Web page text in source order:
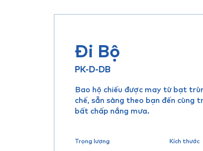
Đi Bộ
PK-D-DB
Bao hộ chiếu được may từ bạt
chế, sẵn sàng theo bạn đến cùng
bất chấp nắng mưa.
Trọng lượng Kích thước